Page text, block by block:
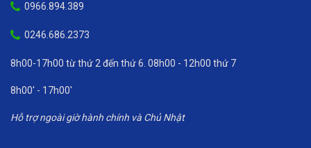
0966.894.389
0246.686.2373
8h00-17h00 từ thứ 2 đến thứ 6. 08h00 - 12h00 thứ 7
8h00' - 17h00'
Hỗ trợ ngoài giờ hành chính và Chủ Nhật